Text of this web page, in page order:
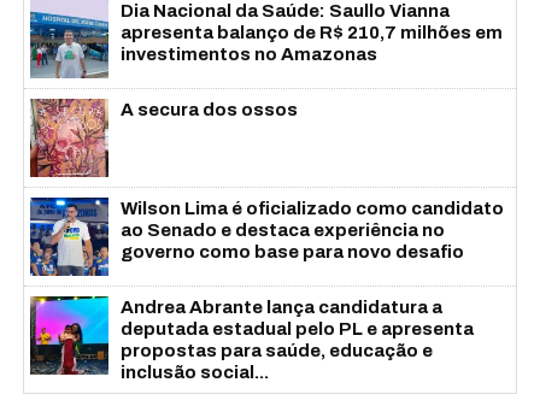
Dia Nacional da Saúde: Saullo Vianna
apresenta balanço de R$ 210,7 milhões em
investimentos no Amazonas
A secura dos ossos
Wilson Lima é oficializado como candidato
ao Senado e destaca experiência no
governo como base para novo desafio
Andrea Abrante lança candidatura a
deputada estadual pelo PL e apresenta
propostas para saúde, educação e
inclusão social...